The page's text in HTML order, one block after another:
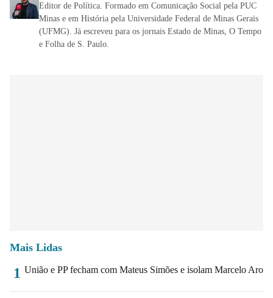
Editor de Política. Formado em Comunicação Social pela PUC
Minas e em História pela Universidade Federal de Minas Gerais
(UFMG). Já escreveu para os jornais Estado de Minas, O Tempo
e Folha de S. Paulo.
Mais Lidas
1 União e PP fecham com Mateus Simões e isolam Marcelo Aro